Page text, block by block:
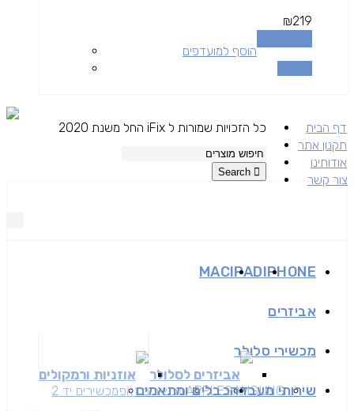
₪219
הוסף למועדפים
דף הבית
תקנון אתר
אודותינו
צור קשר
כל הזכויות שמורות ל iFix החל משנת 2020
IPHONE
IPAD
MAC
אביזרים
אביזרים לסלולר אוזניות ורמקולים
מכשירי סלולר
SAMSUNG
APPLEמכשירים זאפמכשירים יד 2 שירותי מעבדהכבלים ומתאמים
Search